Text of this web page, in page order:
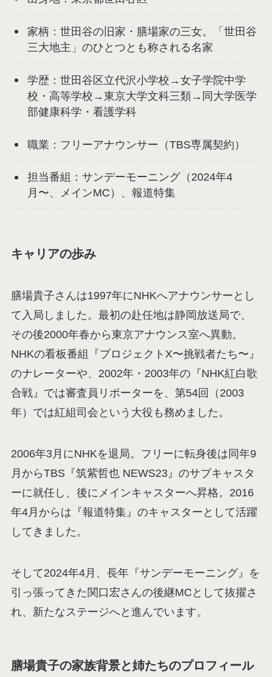
家柄：世田谷の旧家・膳場家の三女。「世田谷
三大地主」のひとつとも称される名家
学歴：世田谷区立代沢小学校→女子学院中学
校・高等学校→東京大学文科三類→同大学医学
部健康科学・看護学科
職業：フリーアナウンサー（TBS専属契約）
担当番組：サンデーモーニング（2024年4
月〜、メインMC）、報道特集
キャリアの歩み
膳場貴子さんは1997年にNHKへアナウンサーとし
て入局しました。最初の赴任地は静岡放送局で、
その後2000年春から東京アナウンス室へ異動。
NHKの看板番組『プロジェクトX〜挑戦者たち〜』
のナレーターや、2002年・2003年の『NHK紅白歌
合戦』では審査員リポーターを、第54回（2003
年）では紅組司会という大役も務めました。
2006年3月にNHKを退局。フリーに転身後は同年9
月からTBS『筑紫哲也 NEWS23』のサブキャスタ
ーに就任し、後にメインキャスターへ昇格。2016
年4月からは『報道特集』のキャスターとして活躍
してきました。
そして2024年4月、長年『サンデーモーニング』を
引っ張ってきた関口宏さんの後継MCとして抜擢さ
れ、新たなステージへと進んでいます。
膳場貴子の家族背景と姉たちのプロフィール